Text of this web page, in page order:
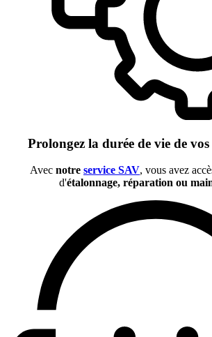
Prolongez la durée de vie de
Avec notre service SAV, vous avez
d'étalonnage, réparation ou